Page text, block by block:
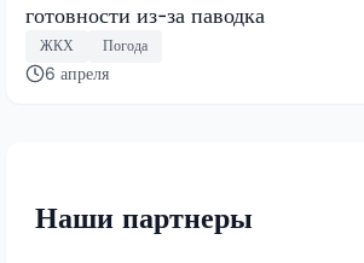
готовности из-за паводка
ЖКХ Погода
6 апреля
Наши партнеры